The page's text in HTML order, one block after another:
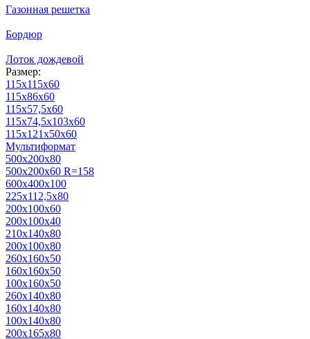
Газонная решетка
Бордюр
Лоток дождевой
Размер:
115х115х60
115х86х60
115х57,5х60
115х74,5х103х60
115х121х50х60
Мультиформат
500х200х80
500x200x60 R=158
600х400х100
225х112,5х80
200х100х60
200х100х40
210х140х80
200х100х80
260х160х50
160х160х50
100х160х50
260х140х80
160х140х80
100х140х80
200х165х80